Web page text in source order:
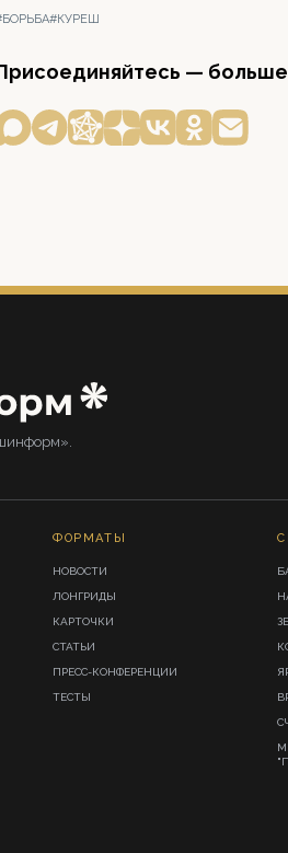
#КУРЕШ
—
ФОРМАТЫ
НОВОСТИ
ЛОНГРИДЫ
КАРТОЧКИ
СТАТЬИ
ПРЕСС-КОНФЕРЕНЦИИ
ТЕСТЫ